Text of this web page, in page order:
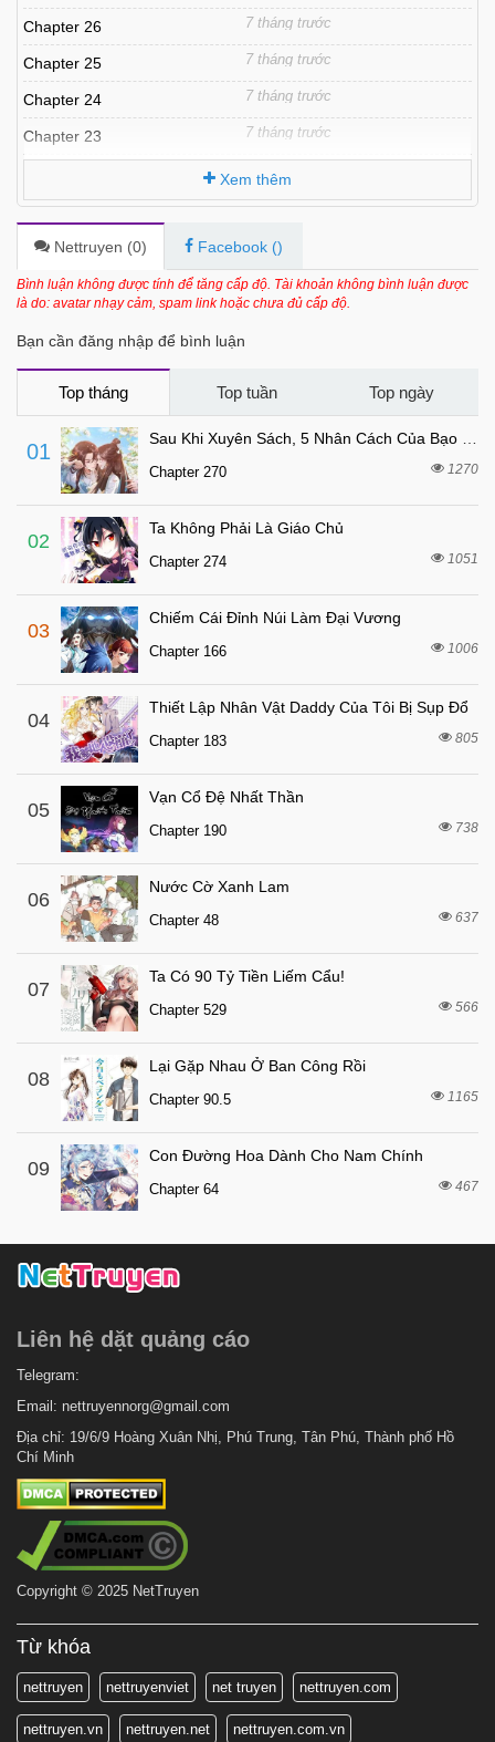
Chapter 26 7 tháng trước
Chapter 25 7 tháng trước
Chapter 24 7 tháng trước
Chapter 23 7 tháng trước
Chapter 21 7 tháng trước
Chapter 20 7 tháng trước
Chapter 19 7 tháng trước
7 tháng trước
Chapter 16 7 tháng trước
Chapter 15
Chapter 14
Chapter 13
Chapter 12 7 tháng trước
Chapter 11
Chapter 10
Chapter 9
Chapter 8 7 tháng trước
Chapter 7 7 tháng trước
Chapter 6
Chapter 5 7 tháng trước
Chapter 4
Chapter 3 7 tháng trước
Chapter 2
Chapter 1
Xem thêm
Nettruyen (0) Facebook ()
Bình luận không được tính để tăng cấp độ. Tài khoản không bình luận được
là do: avatar nhạy cảm, spam link hoặc chưa đủ cấp độ.
Bạn cần đăng nhập để bình luận
Top tháng Top tuần Top ngày
01
Chapter 270 1270
02
Ta Không Phải Là Giáo Chủ
Chapter 274 1051
03
Chiếm Cái Đỉnh Núi Làm Đại Vương
Chapter 166 1006
04
Thiết Lập Nhân Vật Daddy Của Tôi Bị Sụp Đổ
Chapter 183 805
05
Vạn Cổ Đệ Nhất Thần
Chapter 190 738
06
Nước Cờ Xanh Lam
Chapter 48 637
07
Ta Có 90 Tỷ Tiền Liếm Cẩu!
Chapter 529 566
08
Lại Gặp Nhau Ở Ban Công Rồi
Chapter 90.5 1165
09
Con Đường Hoa Dành Cho Nam Chính
Chapter 64 467
Liên hệ dặt quảng cáo
Telegram:
Email: nettruyennorg@gmail.com
Địa chỉ: 19/6/9 Hoàng Xuân Nhị, Phú Trung, Tân Phú, Thành phố Hồ
Chí Minh
Copyright © 2025 NetTruyen
Từ khóa
nettruyen nettruyenviet net truyen nettruyen.com
nettruyen.vn nettruyen.net nettruyen.com.vn